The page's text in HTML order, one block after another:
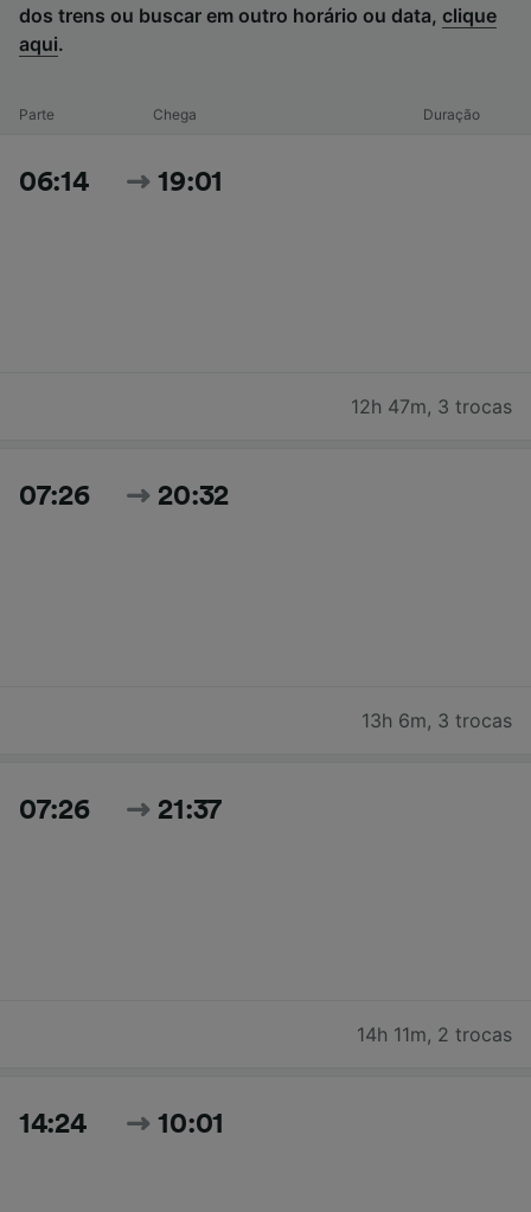
dos trens ou buscar em outro horário ou data, clique
aqui.
Parte Chega Duração
06:14 19:01
12h 47m, 3 trocas
07:26 20:32
13h 6m, 3 trocas
07:26 21:37
14h 11m, 2 trocas
14:24 10:01